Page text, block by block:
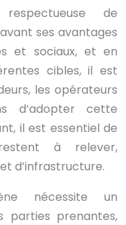
de
ses avantages
et sociaux, et en
cibles, il est
les opérateurs
d’adopter cette
il est essentiel de
à relever,
d’infrastructure.
nécessite un
parties prenantes,